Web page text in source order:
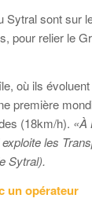
Sytral sont sur
pour relier le
où ils
première
(18km/h). «À
exploite les
Sytral).
un opérateur